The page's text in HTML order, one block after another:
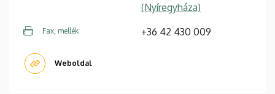
(Nyíregyháza)
Fax, mellék +36 42 430 009
Weboldal